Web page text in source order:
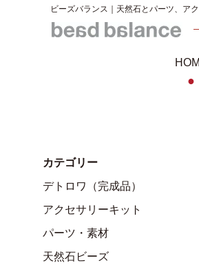
ビーズバランス｜天然石とパーツ、ア
●
カテゴリー
デトロワ（完成品）
アクセサリーキット
パーツ・素材
天然石ビーズ